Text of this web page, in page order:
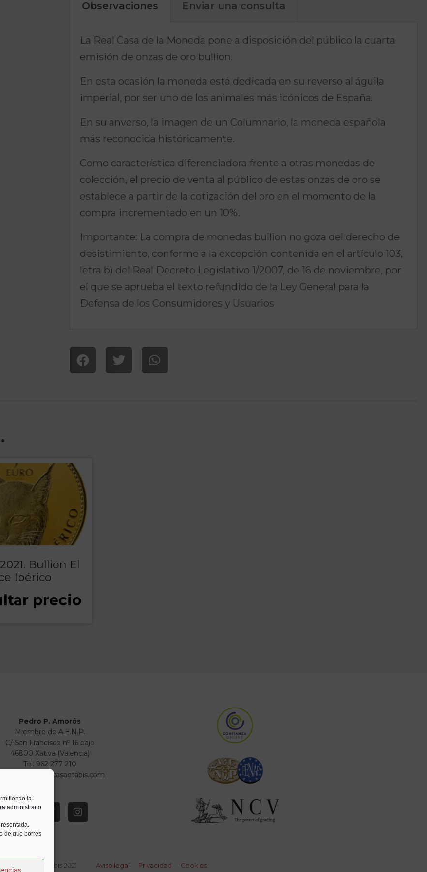
la
administrar o
de que borres
Observaciones Enviar una consulta
La Real Casa de la Moneda pone a disposición del público la cuarta
emisión de onzas de oro bullion.
En esta ocasión la moneda está dedicada en su reverso al águila
imperial, por ser uno de los animales más icónicos de España.
En su anverso, la imagen de un Columnario, la moneda española
más reconocida históricamente.
Como característica diferenciadora frente a otras monedas de
colección, el precio de venta al público de estas onzas de oro se
establece a partir de la cotización del oro en el momento de la
compra incrementado en un 10%.
Importante: La compra de monedas bullion no goza del derecho de
desistimiento, conforme a la excepción contenida en el artículo 103,
letra b) del Real Decreto Legislativo 1/2007, de 16 de noviembre, por
el que se aprueba el texto refundido de la Ley General para la
Defensa de los Consumidores y Usuarios
Bullion El
Ibérico
precio
Pedro P. Amorós
Miembro de A.E.N.P.
C/ San Francisco nº 16 bajo
46800 Xàtiva (Valencia)
Tel: 962 277 210
info@numismaticasaetabis.com
Saetabis 2021 Aviso legal Privacidad Cookies